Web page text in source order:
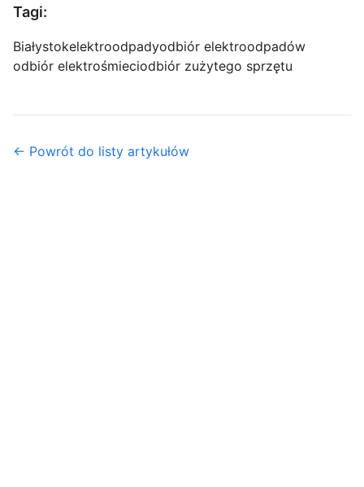
Tagi:
Białystokelektroodpadyodbiór elektroodpadów
odbiór elektrośmieciodbiór zużytego sprzętu
← Powrót do listy artykułów